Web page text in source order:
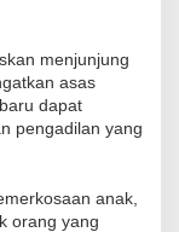
menjunjung
asas
dapat
pengadilan yang
anak,
orang yang